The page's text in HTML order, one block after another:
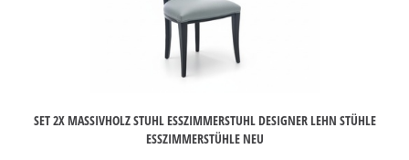
SET 2X MASSIVHOLZ STUHL ESSZIMMERSTUHL DESIGNER LEHN STÜHLE
ESSZIMMERSTÜHLE NEU